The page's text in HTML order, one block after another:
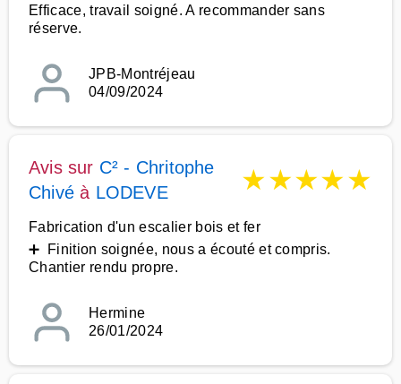
Efficace, travail soigné. A recommander sans
réserve.
JPB-Montréjeau
04/09/2024
Avis sur C² - Chritophe
Chivé à LODEVE ★★★★★
Fabrication d'un escalier bois et fer
➕ Finition soignée, nous a écouté et compris.
Chantier rendu propre.
Hermine
26/01/2024